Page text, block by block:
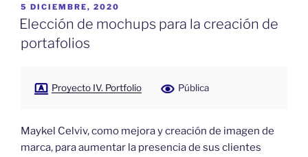
PUBLICADO
EL
5 DICIEMBRE, 2020
Elección de mochups para la creación de
portafolios
Proyecto IV. Portfolio Pública
Maykel Celviv, como mejora y creación de imagen de
marca, para aumentar la presencia de sus clientes